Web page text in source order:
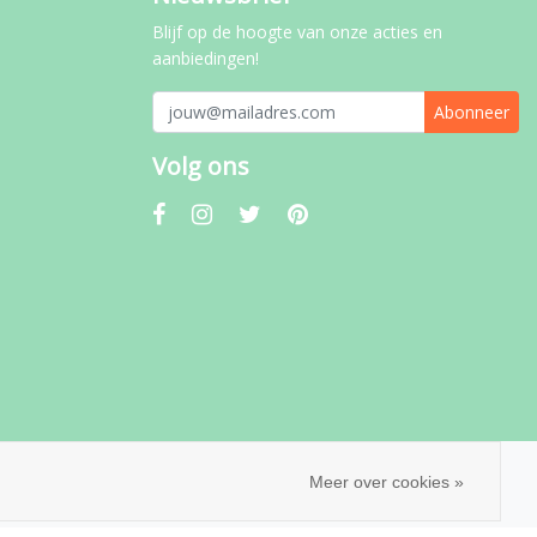
Blijf op de hoogte van onze acties en
aanbiedingen!
Abonneer
Volg ons
Meer over cookies »